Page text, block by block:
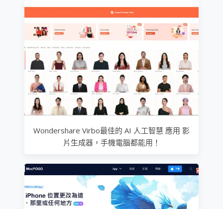
Wondershare Virbo最佳的 AI 人工智慧 應用 影
片生成器，手機電腦都能用！